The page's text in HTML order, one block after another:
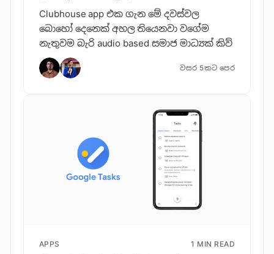
Clubhouse app එක ගැන මේ දවස්වල
බොහෝ දෙනෙක් අහල තියෙනවා වගේම
නැතුවම බැරි audio based සමාජ මාධ්‍යක් කිව්
වසර 5කට පෙර
APPS 1 MIN READ